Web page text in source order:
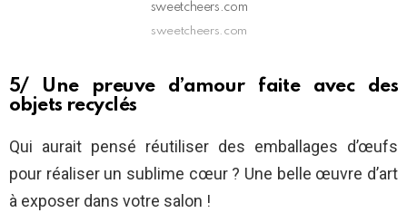
sweetcheers.com
sweetcheers.com
5/ Une preuve d’amour faite avec des
objets recyclés
Qui aurait pensé réutiliser des emballages d’œufs
pour réaliser un sublime cœur ? Une belle œuvre d’art
à exposer dans votre salon !